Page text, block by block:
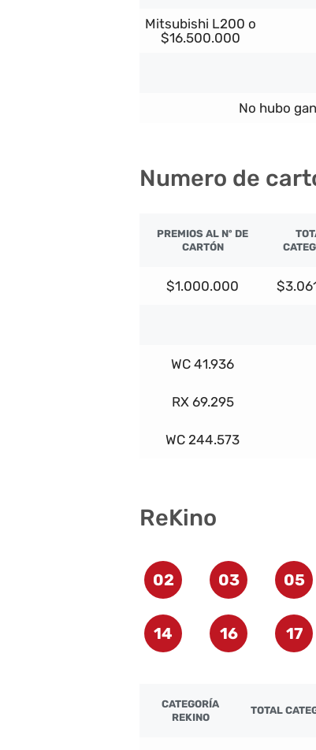
Mitsubishi L200 o
$16.500.000
No hubo
Numero de
PREMIOS AL Nº DE
CARTÓN
$1.000.000
WC 41.936
RX 69.295
WC 244.573
ReKino
02 03 05
14 16 17
CATEGORÍA
REKINO
TOTAL